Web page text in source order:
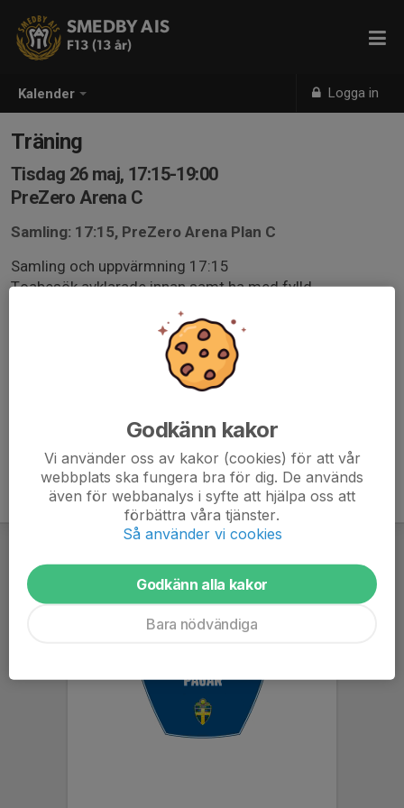
Kalender Logga in
SMEDBY AIS
F13 (13 år)
Träning
Tisdag 26 maj, 17:15-19:00
PreZero Arena C
Samling: 17:15, PreZero Arena Plan C
Samling och uppvärmning 17:15
Toabesök avklarade innan samt ha med fylld
Godkänn kakor
Vi använder oss av kakor (cookies) för att vår
webbplats ska fungera bra för dig. De används
även för webbanalys i syfte att hjälpa oss att
förbättra våra tjänster.
Så använder vi cookies
Godkänn alla kakor
Bara nödvändiga